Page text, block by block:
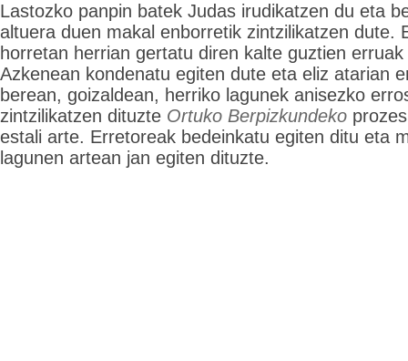
Lastozko panpin batek Judas irudikatzen du eta
altuera duen makal enborretik zintzilikatzen dute.
horretan herrian gertatu diren kalte guztien
Azkenean kondenatu egiten dute eta eliz atarian
berean, goizaldean, herriko lagunek anisezko
zintzilikatzen dituzte Ortuko Berpizkundeko
estali arte. Erretoreak bedeinkatu egiten ditu eta
lagunen artean jan egiten dituzte.